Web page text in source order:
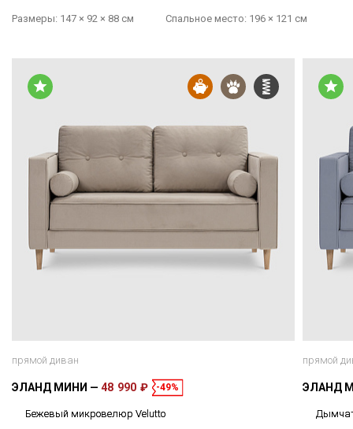
Размеры: 147 × 92 × 88 см Cпальное место: 196 × 121 см
прямой диван
ЭЛАНД МИНИ 48 990 ₽ -49%
Бежевый микровелюр Velutto
прямой
ЭЛАНД